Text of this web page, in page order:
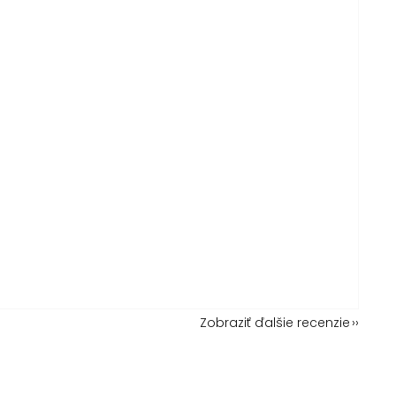
Zobraziť ďalšie recenzie